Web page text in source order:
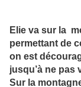
Elie va sur la
permettant de
on est
jusqu’à ne pas
Sur la